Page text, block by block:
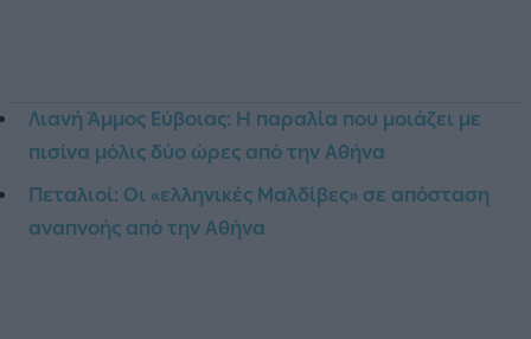
Λιανή Άμμος Εύβοιας: Η παραλία που μοιάζει με
πισίνα μόλις δύο ώρες από την Αθήνα
Πεταλιοί: Οι «ελληνικές Μαλδίβες» σε απόσταση
αναπνοής από την Αθήνα